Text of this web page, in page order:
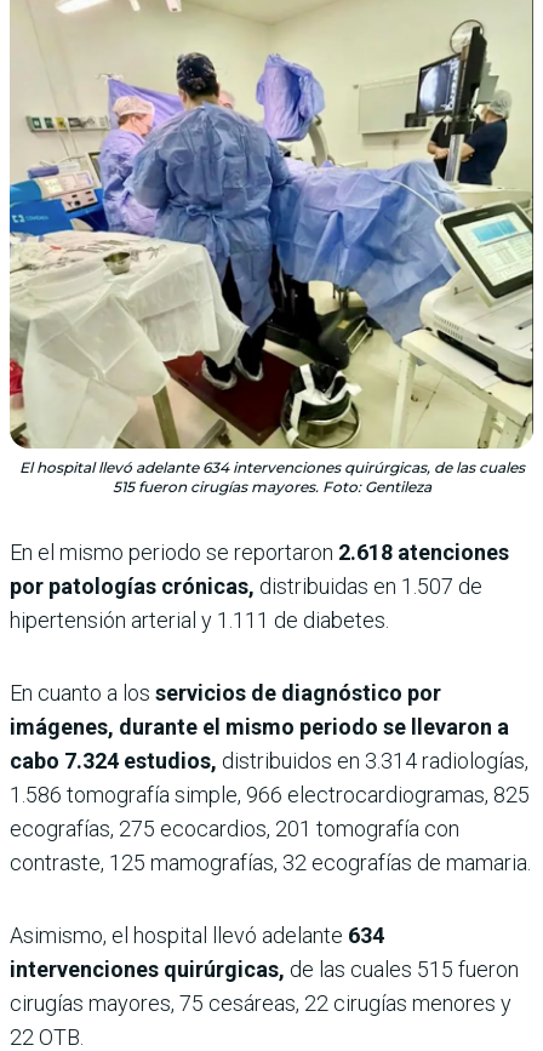
El hospital llevó adelante 634 intervenciones quirúrgicas, de las cuales
515 fueron cirugías mayores. Foto: Gentileza
En el mismo periodo se reportaron 2.618 atenciones
por patologías crónicas, distribuidas en 1.507 de
hipertensión arterial y 1.111 de diabetes.
En cuanto a los servicios de diagnóstico por
imágenes, durante el mismo periodo se llevaron a
cabo 7.324 estudios, distribuidos en 3.314 radiologías,
1.586 tomografía simple, 966 electrocardiogramas, 825
ecografías, 275 ecocardios, 201 tomografía con
contraste, 125 mamografías, 32 ecografías de mamaria.
Asimismo, el hospital llevó adelante 634
intervenciones quirúrgicas, de las cuales 515 fueron
cirugías mayores, 75 cesáreas, 22 cirugías menores y
22 OTB.